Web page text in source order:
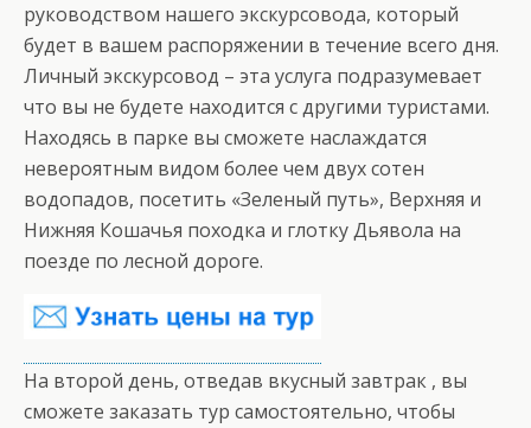
руководством нашего экскурсовода, который
будет в вашем распоряжении в течение всего дня.
Личный экскурсовод – эта услуга подразумевает
что вы не будете находится с другими туристами.
Находясь в парке вы сможете наслаждатся
невероятным видом более чем двух сотен
водопадов, посетить «Зеленый путь», Верхняя и
Нижняя Кошачья походка и глотку Дьявола на
поезде по лесной дороге.
На второй день, отведав вкусный завтрак , вы
сможете заказать тур самостоятельно, чтобы